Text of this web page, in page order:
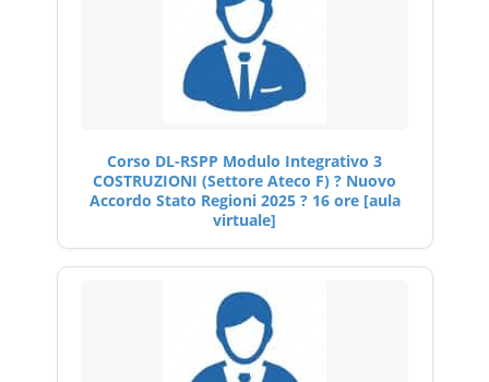
Corso DL-RSPP Modulo Integrativo 3
COSTRUZIONI (Settore Ateco F) ? Nuovo
Accordo Stato Regioni 2025 ? 16 ore [aula
virtuale]